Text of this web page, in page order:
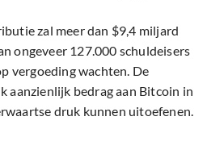
zal meer dan $9,4 miljard
ongeveer 127.000 schuldeisers
vergoeding wachten. De
aanzienlijk bedrag aan Bitcoin in
druk kunnen uitoefenen.